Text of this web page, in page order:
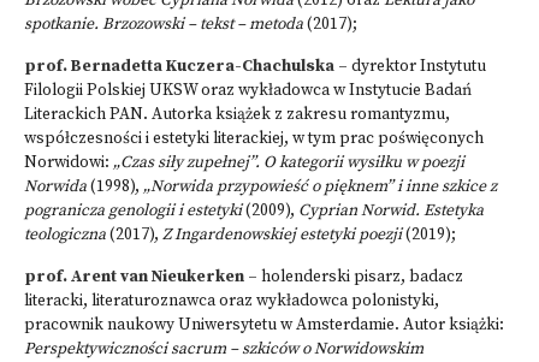
spotkanie. Brzozowski – tekst – metoda(2017);
prof. Bernadetta Kuczera-Chachulska – dyrektor Instytutu
Filologii Polskiej UKSW oraz wykładowca w Instytucie Badań
Literackich PAN. Autorka książek z zakresu romantyzmu,
współczesności i estetyki literackiej, w tym prac poświęconych
Norwidowi: „Czas siły zupełnej”. O kategorii wysiłku w poezji
Norwida(1998), „Norwida przypowieść o pięknem” i inne szkice z
pogranicza genologii i estetyki(2009), Cyprian Norwid. Estetyka
teologiczna(2017), Z Ingardenowskiej estetyki poezji(2019);
prof. Arent van Nieukerken – holenderski pisarz, badacz
literacki, literaturoznawca oraz wykładowca polonistyki,
pracownik naukowy Uniwersytetu w Amsterdamie. Autor książki:
Perspektywiczności sacrum – szkiców o Norwidowskim